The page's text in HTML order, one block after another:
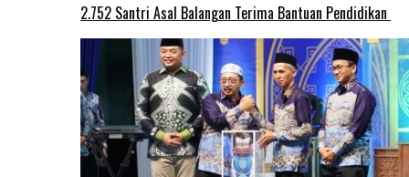
2.752 Santri Asal Balangan Terima Bantuan Pendidikan